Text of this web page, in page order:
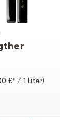
€* / 1 Liter)